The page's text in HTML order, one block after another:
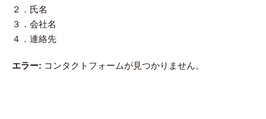
２．氏名
３．会社名
４．連絡先
エラー: コンタクトフォームが見つかりません。